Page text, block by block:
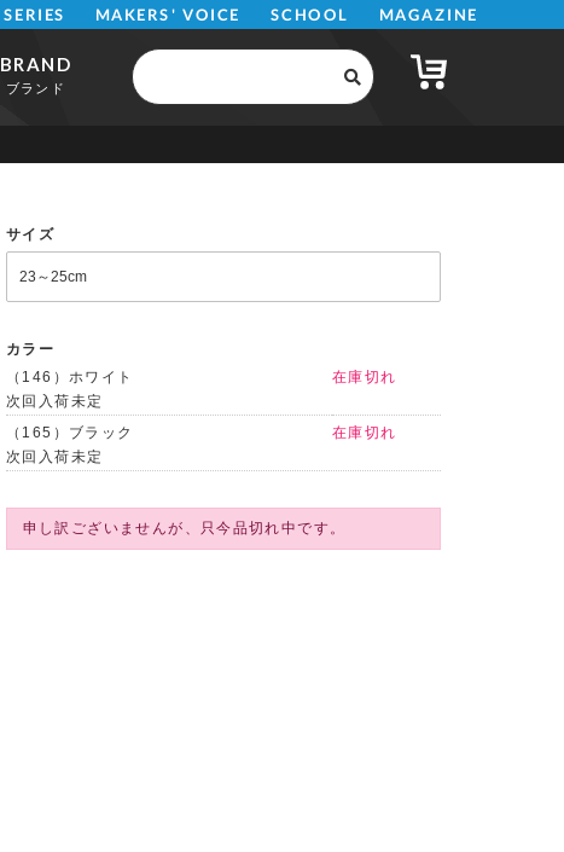
SERIES MAKERS' VOICE SCHOOL MAGAZINE
BRAND
ブランド
サイズ
カラー
（146）ホワイト
在庫切れ
次回入荷未定
（165）ブラック
在庫切れ
次回入荷未定
申し訳ございませんが、只今品切れ中です。